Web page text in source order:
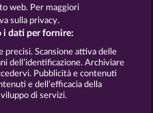
Facebook
di recesso
web. Per maggiori
sulla privacy.
i dati per fornire:
precisi. Scansione attiva delle
dell’identificazione. Archiviare
Pubblicità e contenuti
e dell’efficacia della
di servizi.